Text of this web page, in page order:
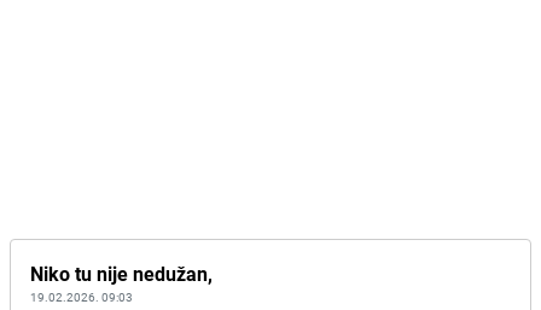
Niko tu nije nedužan,
19.02.2026. 09:03